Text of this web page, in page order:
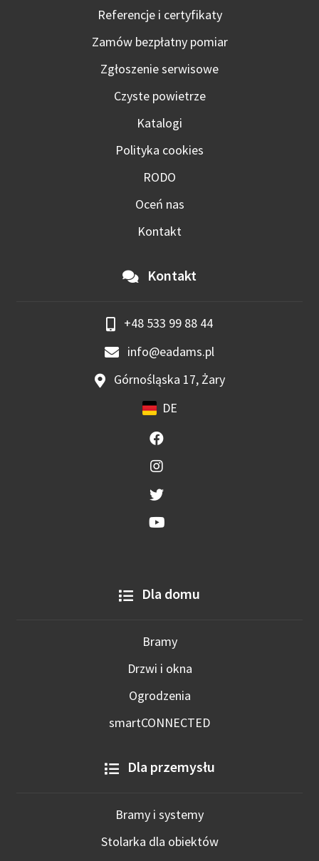
Referencje i certyfikaty
Zamów bezpłatny pomiar
Zgłoszenie serwisowe
Czyste powietrze
Katalogi
Polityka cookies
RODO
Oceń nas
Kontakt
Kontakt
+48 533 99 88 44
info@eadams.pl
Górnośląska 17, Żary
DE
Dla domu
Bramy
Drzwi i okna
Ogrodzenia
smartCONNECTED
Dla przemysłu
Bramy i systemy
Stolarka dla obiektów